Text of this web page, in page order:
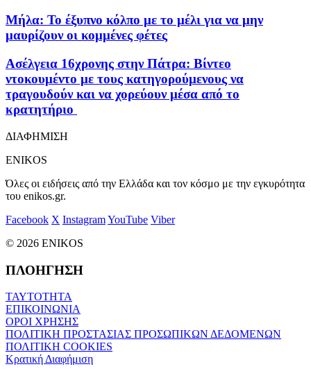
Μήλα: Το έξυπνο κόλπο με το μέλι για να μην
μαυρίζουν οι κομμένες φέτες
Ασέλγεια 16χρονης στην Πάτρα: Βίντεο
ντοκουμέντο με τους κατηγορούμενους να
τραγουδούν και να χορεύουν μέσα από το
κρατητήριο
ΔΙΑΦΗΜΙΣΗ
ENIKOS
Όλες οι ειδήσεις από την Ελλάδα και τον κόσμο με την εγκυρότητα
του enikos.gr.
Facebook X InstagramYouTube Viber
© 2026 ENIKOS
ΠΛΟΗΓΗΣΗ
ΤΑΥΤΟΤΗΤΑ
ΕΠΙΚΟΙΝΩΝΙΑ
ΟΡΟΙ ΧΡΗΣΗΣ
ΠΟΛΙΤΙΚΗ ΠΡΟΣΤΑΣΙΑΣ ΠΡΟΣΩΠΙΚΩΝ ΔΕΔΟΜΕΝΩΝ
ΠΟΛΙΤΙΚΗ COOKIES
Κρατική Διαφήμιση